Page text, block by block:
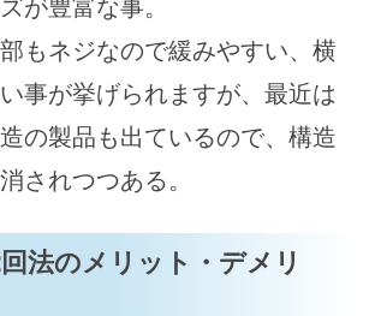
もネジなので緩みやすい、横
事が挙げられますが、最近は
の製品も出ているので、構造
されつつある。
法のメリット・デメリ